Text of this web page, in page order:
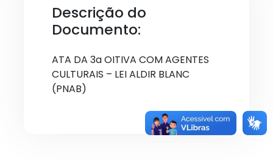
Descrição do
Documento:
ATA DA 3a OITIVA COM AGENTES
CULTURAIS – LEI ALDIR BLANC
(PNAB)